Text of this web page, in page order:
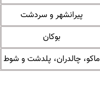
پیرانشهر و سردشت
بوکان
ماکو، چالدران، پلدشت و شوط